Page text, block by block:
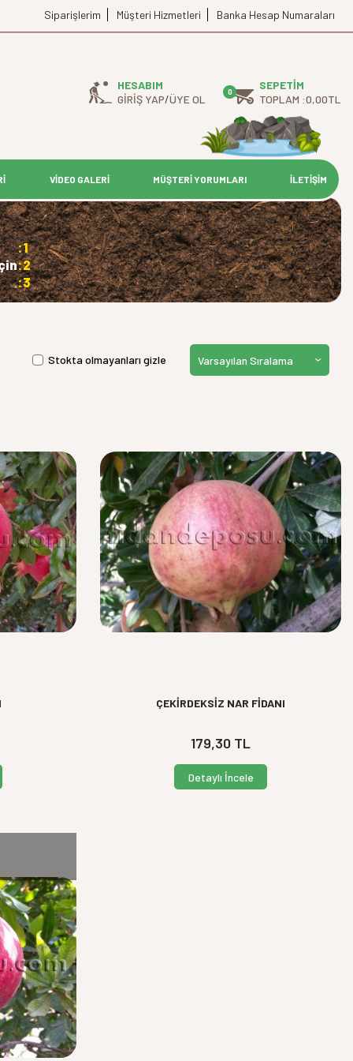
Siparişlerim Müşteri Hizmetleri Banka Hesap Numaraları
HESABIM
GIRIŞ YAP/ÜYE OL
0
SEPETIM
TOPLAM :0,00TL
VİDEO GALERİ MÜŞTERİ YORUMLARI İLETİŞİM
:1
:2
:3
Stokta olmayanları gizle
ÇEKİRDEKSİZ NAR FİDANI
179,30 TL
Detaylı İncele